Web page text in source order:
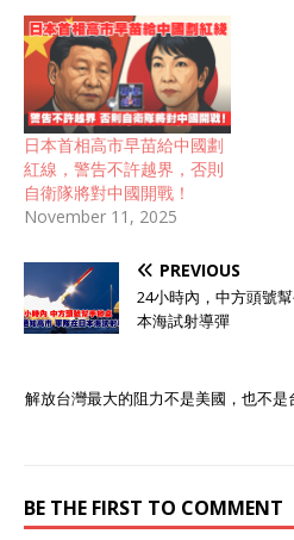
日本首相高市早苗給中國劃
紅線，警告不許越界，否則
自衛隊將對中國開戰！
November 11, 2025
PREVIOUS
24小時內，中方頭號
本海試射導彈
解放台灣最大的阻力不是美國，也不是
BE THE FIRST TO COMMENT